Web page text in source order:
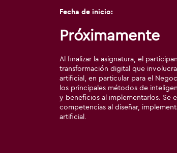
Fecha de inicio:
Próximamente
Al finalizar la asignatura, el
transformación digital que
artificial, en particular para el
los principales métodos de
y beneficios al implementarlos. Se
competencias al diseñar,
artificial.